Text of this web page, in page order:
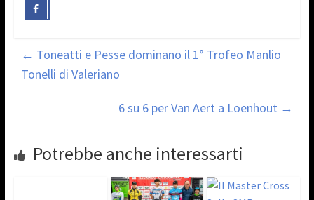
← Toneatti e Pesse dominano il 1° Trofeo Manlio
Tonelli di Valeriano
6 su 6 per Van Aert a Loenhout →
Potrebbe anche interessarti